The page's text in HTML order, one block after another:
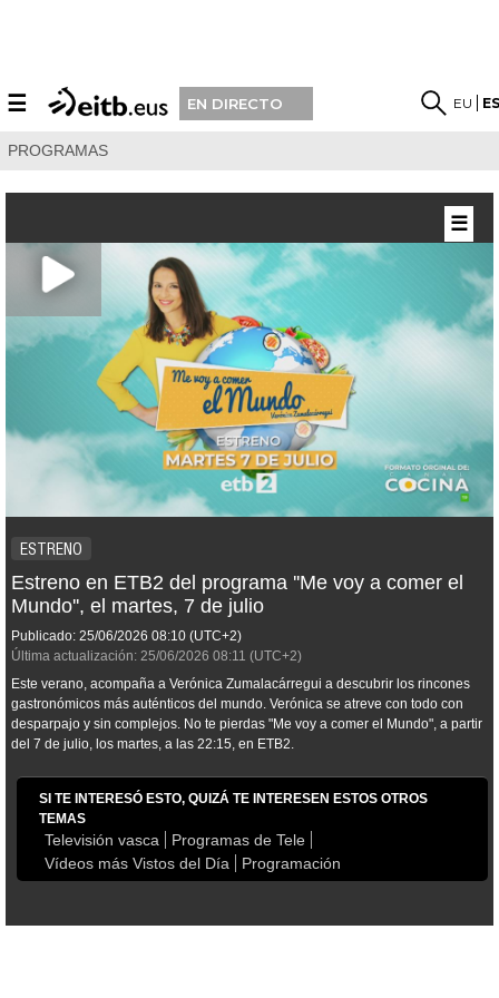
☰ EN DIRECTO EU
PROGRAMAS
ESTRENO
Estreno en ETB2 del programa ''Me voy a comer el
Mundo'', el martes, 7 de julio
Publicado: 25/06/2026 08:10 (UTC+2)
Última actualización: 25/06/2026 08:11 (UTC+2)
Este verano, acompaña a Verónica Zumalacárregui a descubrir los rincones
gastronómicos más auténticos del mundo. Verónica se atreve con todo con
desparpajo y sin complejos. No te pierdas "Me voy a comer el Mundo", a partir
del 7 de julio, los martes, a las 22:15, en ETB2.
SI TE INTERESÓ ESTO, QUIZÁ TE INTERESEN ESTOS OTROS
TEMAS
Televisión vasca
Programas de Tele
Vídeos más Vistos del Día
Programación
☰